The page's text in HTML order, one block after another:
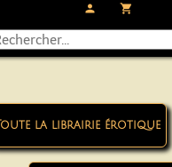
person local_grocery_store
Toute la librairie érotique